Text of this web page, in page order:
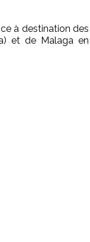
à destination des
et de Malaga en